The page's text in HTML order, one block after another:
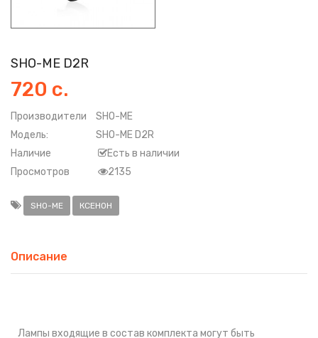
SHO-ME D2R
720 с.
Производители
SHO-ME
Модель:
SHO-ME D2R
Наличие
Есть в наличии
Просмотров
2135
SHO-ME КСЕНОН
Описание
Лампы входящие в состав комплекта могут быть